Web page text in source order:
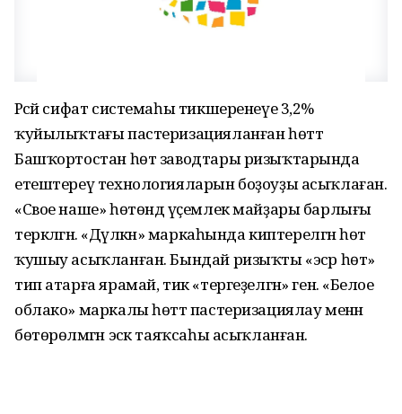
Рәсәй сифат системаһы тикшеренеүе 3,2%
ҡуйылыҡтағы пастеризацияланған һөттә
Башҡортостан һөт заводтары ризыҡтарында
етештереү технологияларын боҙоуҙы асыҡлаған.
«Свое наше» һөтөндә үҫемлек майҙары барлығы
теркәлгән. «Дәүләкән» маркаһында киптерелгән һөт
ҡушыу асыҡланған. Бындай ризыҡты «эсәр һөт»
тип атарға ярамай, тик «тергеҙелгән» генә. «Белое
облако» маркалы һөттә пастеризациялау менән
бөтөрөлмәгән эсәк таяҡсаһы асыҡланған.